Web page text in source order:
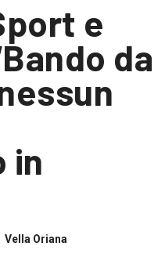
e
da
in
Vella Oriana